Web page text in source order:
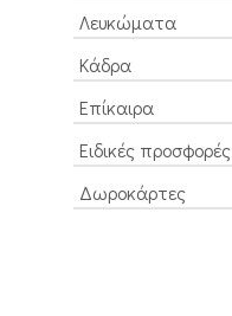
Λευκώματα
Κάδρα
Επίκαιρα
Ειδικές προσφορές
Δωροκάρτες